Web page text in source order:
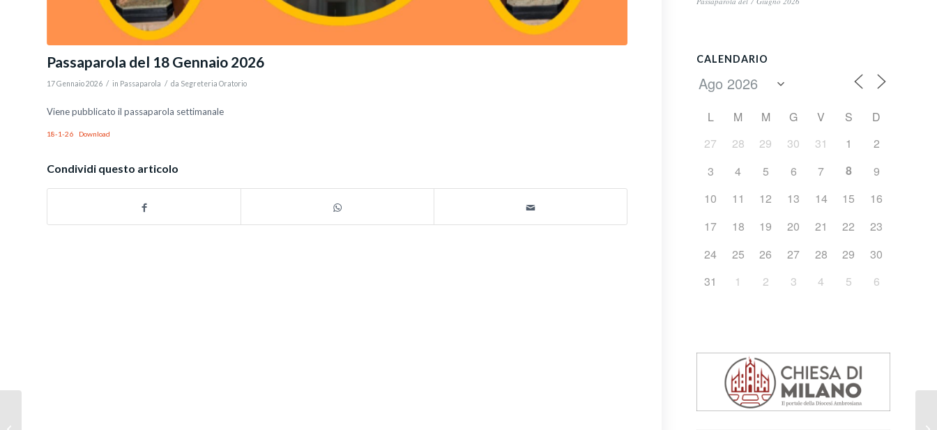
Passaparola del 18 Gennaio 2026
17 Gennaio 2026 / in Passaparola / da Segreteria Oratorio
Viene pubblicato il passaparola settimanale
18-1-26 Download
Condividi questo articolo
CALENDARIO
L M M G V S
D
27
28 29 30 31 1
2
3
4 5 6 7 8
9
10
11 12 13 14 15
16
17
18 19 20 21 22
23
24
25 26 27 28 29
30
31
1 2 3 4 5 6